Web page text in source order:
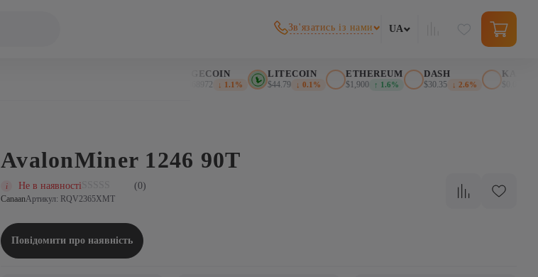
Зв'язатись із нами UA
DOGECOIN
↓ 1.1%
LITECOIN
$44.79 ↓ 0.1%
ETHEREUM
$1,900 ↑ 1.6%
DASH
$30.35 ↓ 2.6%
KASPA
$0.025895
AvalonMiner 1246 90T
Не в наявності (0)
CanaanАртикул: RQV2365XMT
Повідомити про наявність